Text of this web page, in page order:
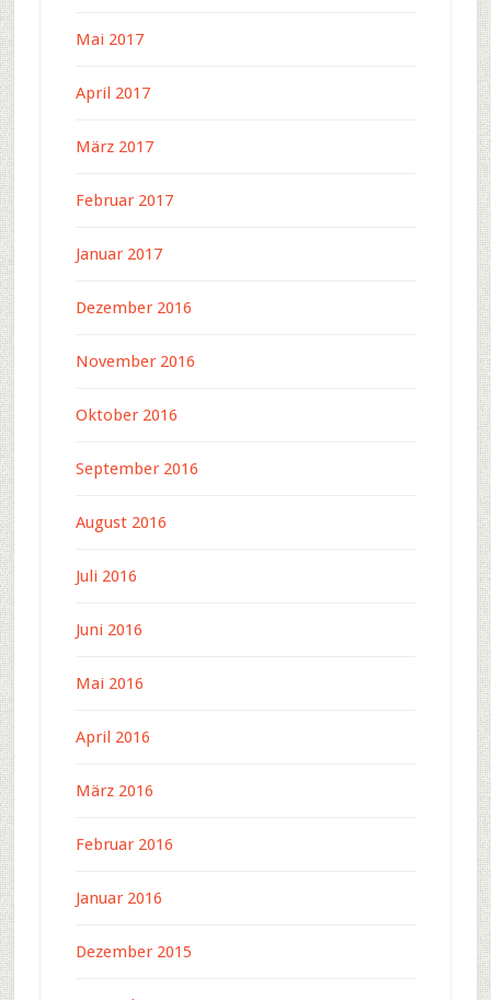
Mai 2017
April 2017
März 2017
Februar 2017
Januar 2017
Dezember 2016
November 2016
Oktober 2016
September 2016
August 2016
Juli 2016
Juni 2016
Mai 2016
April 2016
März 2016
Februar 2016
Januar 2016
Dezember 2015